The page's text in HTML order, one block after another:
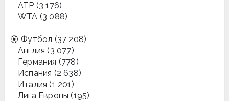
ATP (3 176)
WTA (3 088)
Футбол (37 208)
Англия (3 077)
Германия (778)
Испания (2 638)
Италия (1 201)
Лига Европы (195)